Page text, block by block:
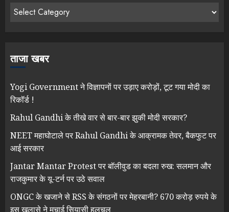
ताजा खबर
Yogi Government ने विज्ञापनों पर उड़ाए करोड़ों, टूट गया मोदी का
रिकॉर्ड !
Rahul Gandhi के तीखे वार से बार-बार झुकी मोदी सरकार?
NEET महाघोटाले पर Rahul Gandhi के आक्रामक तेवर, बैकफुट पर
आई सरकार
Jantar Mantar Protest पर बॉलीवुड का बदला रुख: सलमान और
राजकुमार के यू-टर्न पर उठे सवाल
ONGC के खजाने से RSS के संगठनों पर मेहरबानी? 670 करोड़ रुपये के
इस खुलासे ने मचाई सियासी हलचल